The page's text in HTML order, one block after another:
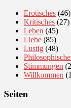
Erotisches (46)
Kritisches (27)
Leben (45)
Liebe (85)
Lustig (48)
Stimmungen
Willkommen
Seiten